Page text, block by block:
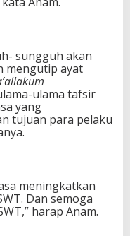
sungguh akan
mengutip ayat
ulama tafsir
yang
tujuan para pelaku
meningkatkan
Dan semoga
harap Anam.